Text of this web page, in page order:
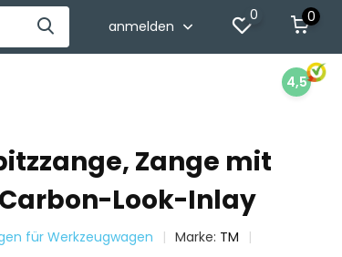
anmelden
0 0
4,5
Zange mit
Look-Inlay
für Werkzeugwagen Marke: TM